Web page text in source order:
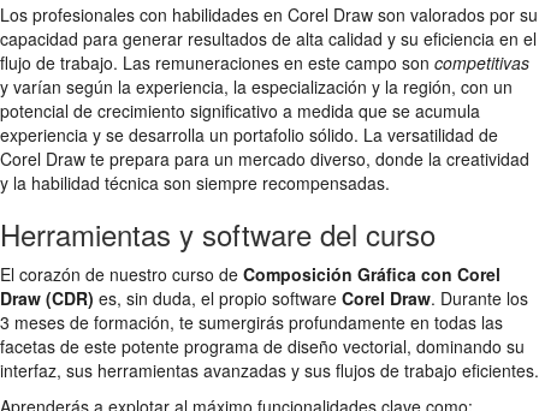
Los profesionales con habilidades en Corel Draw son valorados por su
capacidad para generar resultados de alta calidad y su eficiencia en el
flujo de trabajo. Las remuneraciones en este campo son competitivas
y varían según la experiencia, la especialización y la región, con un
potencial de crecimiento significativo a medida que se acumula
experiencia y se desarrolla un portafolio sólido. La versatilidad de
Corel Draw te prepara para un mercado diverso, donde la creatividad
y la habilidad técnica son siempre recompensadas.
Herramientas y software del curso
El corazón de nuestro curso de Composición Gráfica con Corel
Draw (CDR) es, sin duda, el propio software Corel Draw. Durante los
3 meses de formación, te sumergirás profundamente en todas las
facetas de este potente programa de diseño vectorial, dominando su
interfaz, sus herramientas avanzadas y sus flujos de trabajo eficientes.
Aprenderás a explotar al máximo funcionalidades clave como: